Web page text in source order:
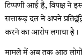
टिप्पणी आई है, विपक्ष ने
सत्तारूढ़ दल ने अपने
करने का आरोप लगाया है।
मामले में अब तक आठ लोगों